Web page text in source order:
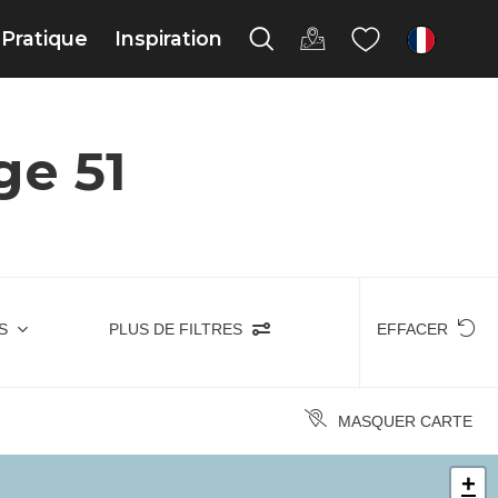
Pratique Inspiration fr
51
PLUS DE FILTRES EFFACER
MASQUER CARTE
+